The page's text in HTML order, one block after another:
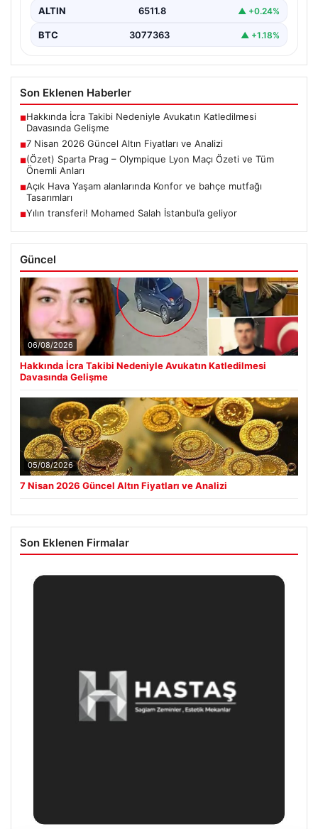
ALTIN 6511.8 ▲ +0.24%
BTC 3077363 ▲ +1.18%
Son Eklenen Haberler
■Hakkında İcra Takibi Nedeniyle Avukatın Katledilmesi
Davasında Gelişme
■7 Nisan 2026 Güncel Altın Fiyatları ve Analizi
■(Özet) Sparta Prag – Olympique Lyon Maçı Özeti ve Tüm
Önemli Anları
■Açık Hava Yaşam alanlarında Konfor ve bahçe mutfağı
Tasarımları
■Yılın transferi! Mohamed Salah İstanbul’a geliyor
Güncel
06/08/2026
Hakkında İcra Takibi Nedeniyle Avukatın Katledilmesi
Davasında Gelişme
05/08/2026
7 Nisan 2026 Güncel Altın Fiyatları ve Analizi
Son Eklenen Firmalar